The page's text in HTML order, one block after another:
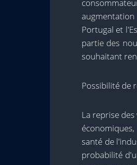
Portugal et
partie des
souhaitant
Possibilité de
La reprise
santé de
probabilité